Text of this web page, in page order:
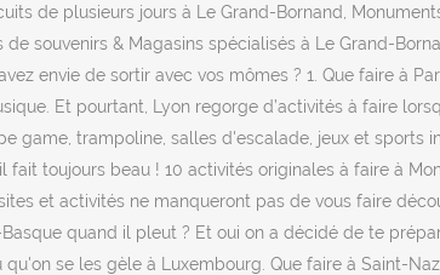
de plusieurs jours à Le Grand-Bornand,
souvenirs & Magasins spécialisés à Le Grand-
envie de sortir avec vos mômes ? 1. Que faire à
Et pourtant, Lyon regorge d’activités à faire
trampoline, salles d'escalade, jeux et sports
fait toujours beau ! 10 activités originales à faire à
et activités ne manqueront pas de vous faire
quand il pleut ? Et oui on a décidé de te
se les gèle à Luxembourg. Que faire à Saint-